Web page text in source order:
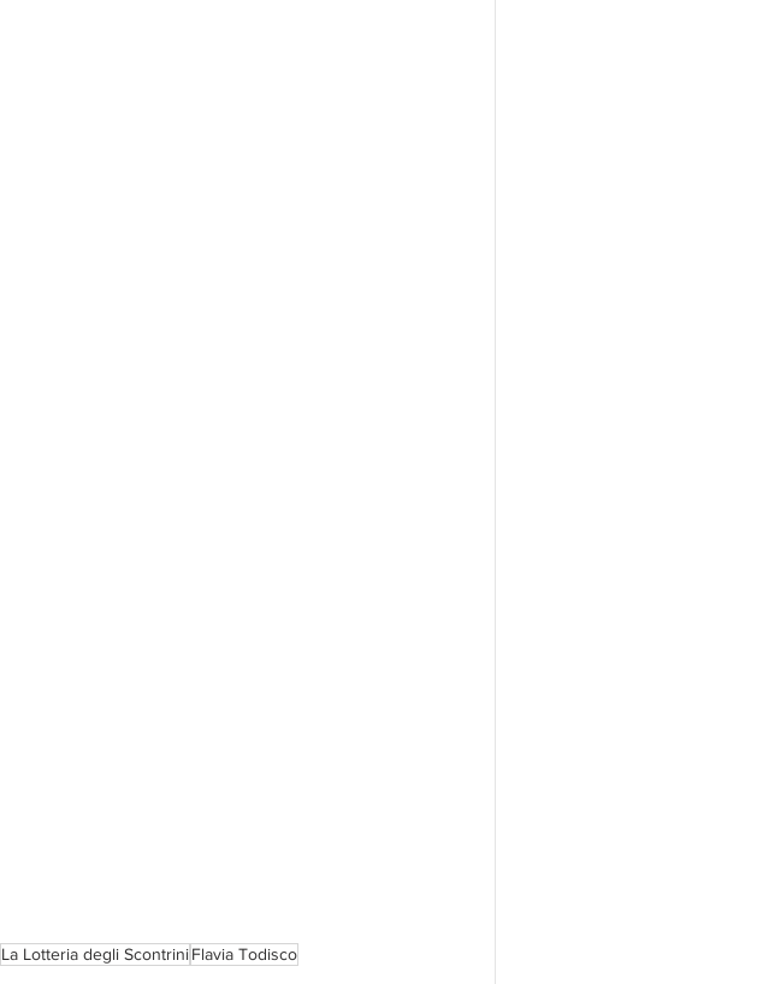
La Lotteria degli ScontriniFlavia Todisco